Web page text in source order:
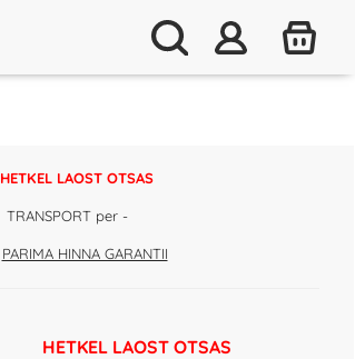
HETKEL LAOST OTSAS
TRANSPORT per -
PARIMA HINNA GARANTII
HETKEL LAOST OTSAS